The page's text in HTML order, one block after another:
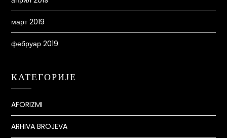
март 2019
фебруар 2019
КАТЕГОРИЈЕ
AFORIZMI
ARHIVA BROJEVA